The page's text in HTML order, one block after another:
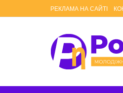
РЕКЛАМА НА САЙТІ